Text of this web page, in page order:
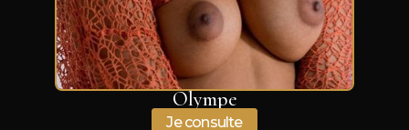
Olympe
Je consulte